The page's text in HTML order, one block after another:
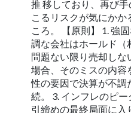
推 移しており、再び
こるリスクが気にかか
ころ。 【原則】 1. 強
調な会社はホールド（
問題ない限り売却しな
場合、そのミスの内容
性の要因で決算が不調
続。 3. インフレのピ
引締めの最終局面に入